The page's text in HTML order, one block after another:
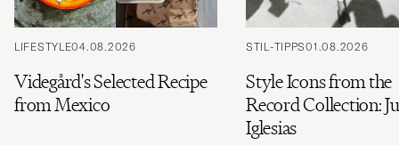
LIFESTYLE04.08.2026
Videgård's Selected Recipe
from Mexico
STIL-TIPPS01.08.2026
Style Icons from the
Record Collection:
Iglesias